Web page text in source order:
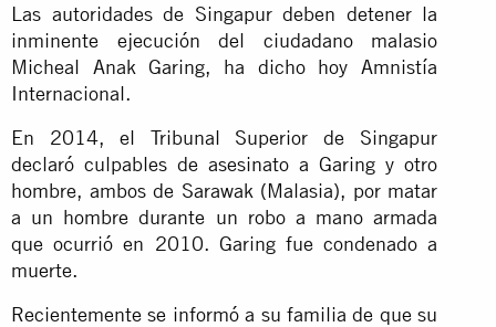
Las autoridades de Singapur deben detener la
inminente ejecución del ciudadano malasio
Micheal Anak Garing, ha dicho hoy Amnistía
Internacional.
En 2014, el Tribunal Superior de Singapur
declaró culpables de asesinato a Garing y otro
hombre, ambos de Sarawak (Malasia), por matar
a un hombre durante un robo a mano armada
que ocurrió en 2010. Garing fue condenado a
muerte.
Recientemente se informó a su familia de que su